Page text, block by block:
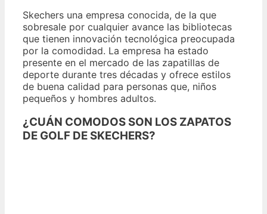
Skechers una empresa conocida, de la que
sobresale por cualquier avance las bibliotecas
que tienen innovación tecnológica preocupada
por la comodidad. La empresa ha estado
presente en el mercado de las zapatillas de
deporte durante tres décadas y ofrece estilos
de buena calidad para personas que, niños
pequeños y hombres adultos.
¿CUÁN COMODOS SON LOS ZAPATOS
DE GOLF DE SKECHERS?